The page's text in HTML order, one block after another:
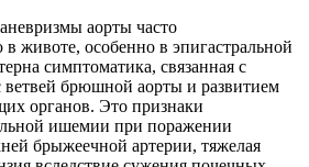
аорты часто
животе, особенно в эпигастральной
симптоматика, связанная с
ветвей брюшной аорты и развитием
органов. Это признаки
ишемии при поражении
брыжеечной артерии, тяжелая